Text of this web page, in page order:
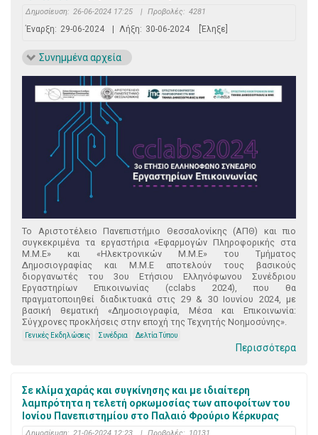
Δημοσίευση: 26-06-2024 17:25 | Προβολές: 4281
Έναρξη: 29-06-2024 | Λήξη: 30-06-2024 [Έληξε]
Συνημμένα αρχεία
Το Αριστοτέλειο Πανεπιστήμιο Θεσσαλονίκης (ΑΠΘ) και πιο
συγκεκριμένα τα εργαστήρια «Εφαρμογών Πληροφορικής στα
Μ.Μ.Ε» και «Ηλεκτρονικών Μ.Μ.Ε» του Τμήματος
Δημοσιογραφίας και Μ.Μ.Ε αποτελούν τους βασικούς
διοργανωτές του 3ου Ετήσιου Ελληνόφωνου Συνέδριου
Εργαστηρίων Επικοινωνίας (cclabs 2024), που θα
πραγματοποιηθεί διαδικτυακά στις 29 & 30 Ιουνίου 2024, με
βασική θεματική «Δημοσιογραφία, Μέσα και Επικοινωνία:
Σύγχρονες προκλήσεις στην εποχή της Τεχνητής Νοημοσύνης».
Γενικές Εκδηλώσεις Συνέδρια Δελτία Τύπου
Περισσότερα
Σε κλίμα χαράς και συγκίνησης και με ιδιαίτερη
λαμπρότητα η τελετή ορκωμοσίας των αποφοίτων του
Ιονίου Πανεπιστημίου στο Παλαιό Φρούριο Κέρκυρας